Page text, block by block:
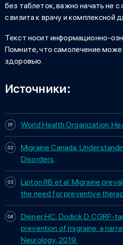
без таблеток, важно начать не
с визита к врачу и комплексной
Текст носит информационно-
Помните, что самолечение
здоровью.
Источники:
World Health Organization.
Migraine Canada.
Disorders
Lipton RB et al. Migraine
the need for preventive
Diener HC, Dodick D. CGRP-
prevention of migraine: a
Neurology, 2019.